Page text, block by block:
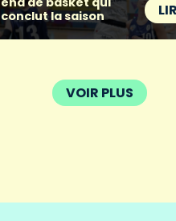
conclut la saison
VOIR PLUS